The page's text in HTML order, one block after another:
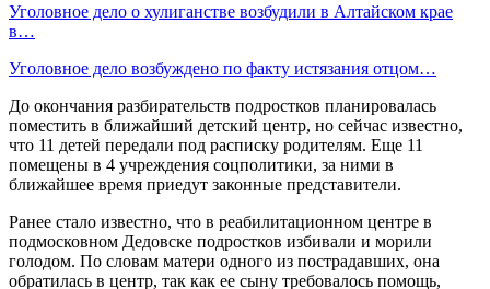
Уголовное дело о хулиганстве возбудили в Алтайском крае
в…
Уголовное дело возбуждено по факту истязания отцом…
До окончания разбирательств подростков планировалась
поместить в ближайший детский центр, но сейчас известно,
что 11 детей передали под расписку родителям. Еще 11
помещены в 4 учреждения соцполитики, за ними в
ближайшее время приедут законные представители.
Ранее стало известно, что в реабилитационном центре в
подмосковном Дедовске подростков избивали и морили
голодом. По словам матери одного из пострадавших, она
обратилась в центр, так как ее сыну требовалось помощь,